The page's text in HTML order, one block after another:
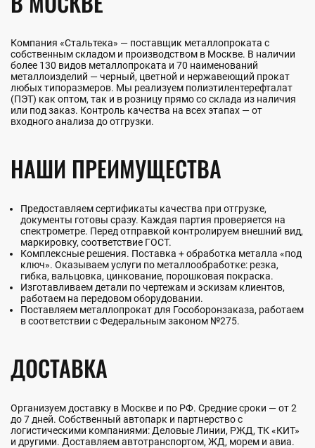
Компания «Стальтека» — поставщик металлопроката с
собственным складом и производством в Москве. В наличии
более 130 видов металлопроката и 70 наименований
металлоизделий — черный, цветной и нержавеющий прокат
любых типоразмеров. Мы реализуем полиэтилентерефталат
(ПЭТ) как оптом, так и в розницу прямо со склада из наличия
или под заказ. Контроль качества на всех этапах — от
входного анализа до отгрузки.
НАШИ ПРЕИМУЩЕСТВА
Предоставляем сертификаты качества при отгрузке,
документы готовы сразу. Каждая партия проверяется на
спектрометре. Перед отправкой контролируем внешний вид,
маркировку, соответствие ГОСТ.
Комплексные решения. Поставка + обработка металла «под
ключ». Оказываем услуги по металлообработке: резка,
гибка, вальцовка, цинкование, порошковая покраска.
Изготавливаем детали по чертежам и эскизам клиентов,
работаем на передовом оборудовании.
Поставляем металлопрокат для Гособоронзаказа, работаем
в соответствии с Федеральным законом №275.
ДОСТАВКА
Организуем доставку в Москве и по РФ. Средние сроки — от 2
до 7 дней. Собственный автопарк и партнерство с
логистическими компаниями: Деловые Линии, РЖД, ТК «КИТ»
и другими. Доставляем автотранспортом, ЖД, морем и авиа.